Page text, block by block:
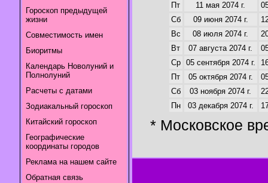
Гороскоп предыдущей
жизни
Совместимость имен
Биоритмы
Календарь Новолуний и
Полнолуний
Расчеты с датами
Зодиакальный гороскоп
Китайский гороскоп
Географические
координаты городов
Реклама на нашем сайте
Обратная связь
Пт
11 мая 2074 г.
Сб
09 июня 2074 г.
Вс
08 июля 2074 г.
Вт
07 августа 2074 г.
Ср
05 сентября 2074 г.
Пт
05 октября 2074 г.
Сб
03 ноября 2074 г.
Пн
03 декабря 2074 г.
* Московское